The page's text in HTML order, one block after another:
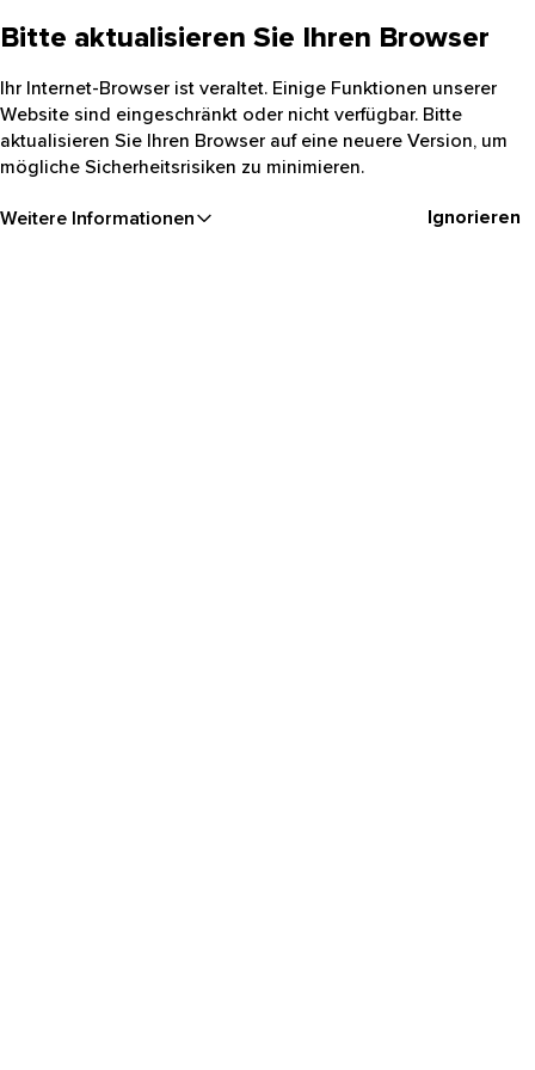
Bitte aktualisieren Sie Ihren Browser
Ihr Internet-Browser ist veraltet. Einige Funktionen unserer
Website sind eingeschränkt oder nicht verfügbar. Bitte
aktualisieren Sie Ihren Browser auf eine neuere Version, um
mögliche Sicherheitsrisiken zu minimieren.
Weitere Informationen Ignorieren